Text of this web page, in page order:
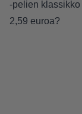
-pelien klassikko
2,59 euroa?